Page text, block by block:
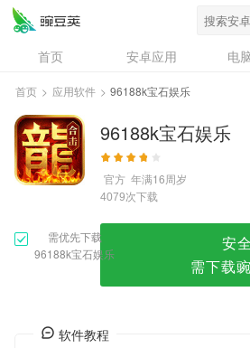
首页 安卓应用 电
资讯
专题
问答
首页 > 应用软件 > 96188k宝石娱乐
96188k宝石娱乐
官方 年满16周岁
4079次下载
需优先下载
96188k宝石娱乐
安
需下载
软件教程